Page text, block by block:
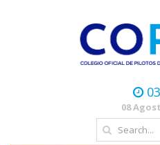
08